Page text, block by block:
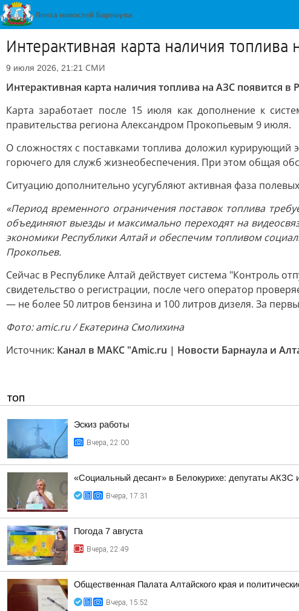
Интерактивная карта наличия
9 июля 2026, 21:21 СМИ
Интерактивная карта наличия топлива на АЗС появится в
Карта заработает после 15 июля как дополнение к
правительства региона Александром Прокопьевым 9 июля.
О сложностях с поставками топлива доложил курирующий
горючего для служб жизнеобеспечения. При этом общая
Ситуацию дополнительно усугубляют активная фаза
«Период временного ограничения поставок топлива
объединяют выезды и максимально переходят на
экономики Республики Алтай и обеспечим топливом
Прокопьев.
Сейчас в Республике Алтай действует система "Контроль
свидетельство о регистрации, после чего оператор
— не более 50 литров бензина и 100 литров дизеля. За
Фото: amic.ru / Екатерина Смолихина
Источник: Канал в МАКС "Amic.ru | Новости Барнаула и
ТОП
Эскиз работы
Вчера, 22:00
«Социальный десант» в Белокурихе: депутаты АКЗС
Вчера, 17:31
Погода 7 августа
Вчера, 22:49
Общественная Палата Алтайского края и
Вчера, 15:52